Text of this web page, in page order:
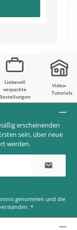
Liebevoll
verpackte
Bestellungen
Video-
Tutorials
erscheinenden
sein, über neue
werden.
*